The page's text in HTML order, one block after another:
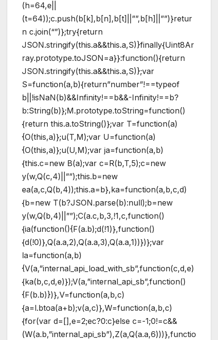
(h=64,e||
(t=64));c.push(b[k],b[n],b[t]||””,b[h]||””)}retur
n c.join(“”)};try{return
JSON.stringify(this.a&&this.a,S)}finally{Uint8Ar
ray.prototype.toJSON=a}}:function(){return
JSON.stringify(this.a&&this.a,S)};var
S=function(a,b){return”number”!==typeof
b||!isNaN(b)&&Infinity!==b&&-Infinity!==b?
b:String(b)};M.prototype.toString=function()
{return this.a.toString()};var T=function(a)
{O(this,a)};u(T,M);var U=function(a)
{O(this,a)};u(U,M);var ja=function(a,b)
{this.c=new B(a);var c=R(b,T,5);c=new
y(w,Q(c,4)||””);this.b=new
ea(a,c,Q(b,4));this.a=b},ka=function(a,b,c,d)
{b=new T(b?JSON.parse(b):null);b=new
y(w,Q(b,4)||””);C(a.c,b,3,!1,c,function()
{ia(function(){F(a.b);d(!1)},function()
{d(!0)},Q(a.a,2),Q(a.a,3),Q(a.a,1))})};var
la=function(a,b)
{V(a,”internal_api_load_with_sb”,function(c,d,e)
{ka(b,c,d,e)});V(a,”internal_api_sb”,function()
{F(b.b)})},V=function(a,b,c)
{a=l.btoa(a+b);v(a,c)},W=function(a,b,c)
{for(var d=[],e=2;ec?0:c}else c=-1;0!=c&&
(W(a.b,”internal_api_sb”),Z(a,Q(a.a,6)))},functio